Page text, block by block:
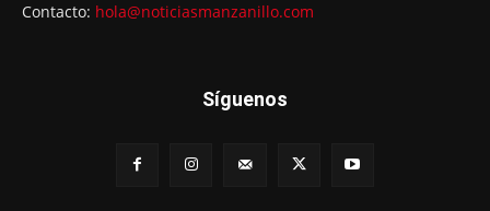
Contacto: hola@noticiasmanzanillo.com
Síguenos